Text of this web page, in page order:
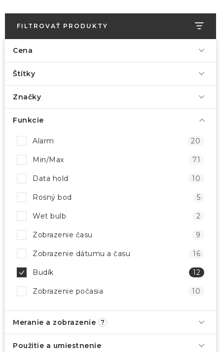
FILTROVAŤ PRODUKTY
Cena
Štítky
Značky
Funkcie
Alarm 20
Min/Max 71
Data hold 10
Rosný bod 5
Wet bulb 2
Zobrazenie času 9
Zobrazenie dátumu a času 16
Budík 12
Zobrazenie počasia 10
Meranie a zobrazenie ?
Použitie a umiestnenie